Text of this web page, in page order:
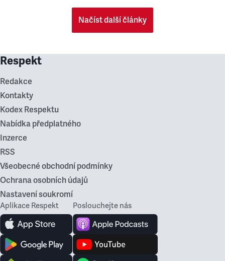
Načíst další články
Respekt
Redakce
Kontakty
Kodex Respektu
Nabídka předplatného
Inzerce
RSS
Všeobecné obchodní podmínky
Ochrana osobních údajů
Nastavení soukromí
Aplikace Respekt Poslouchejte nás